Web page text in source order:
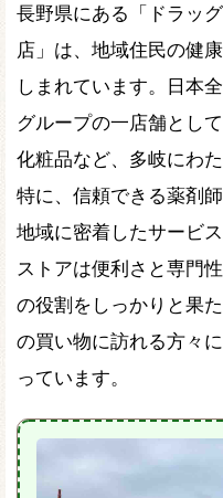
長野県にある「ドラッ
店」は、地域住民の健
しまれています。日本
グループの一店舗とし
化粧品など、多岐にわ
特に、信頼できる薬剤
地域に密着したサービ
ストアは便利さと専門
の役割をしっかりと果
の買い物に訪れる方々
っています。